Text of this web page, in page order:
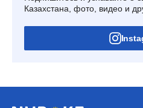
Казахстана, фото, видео и